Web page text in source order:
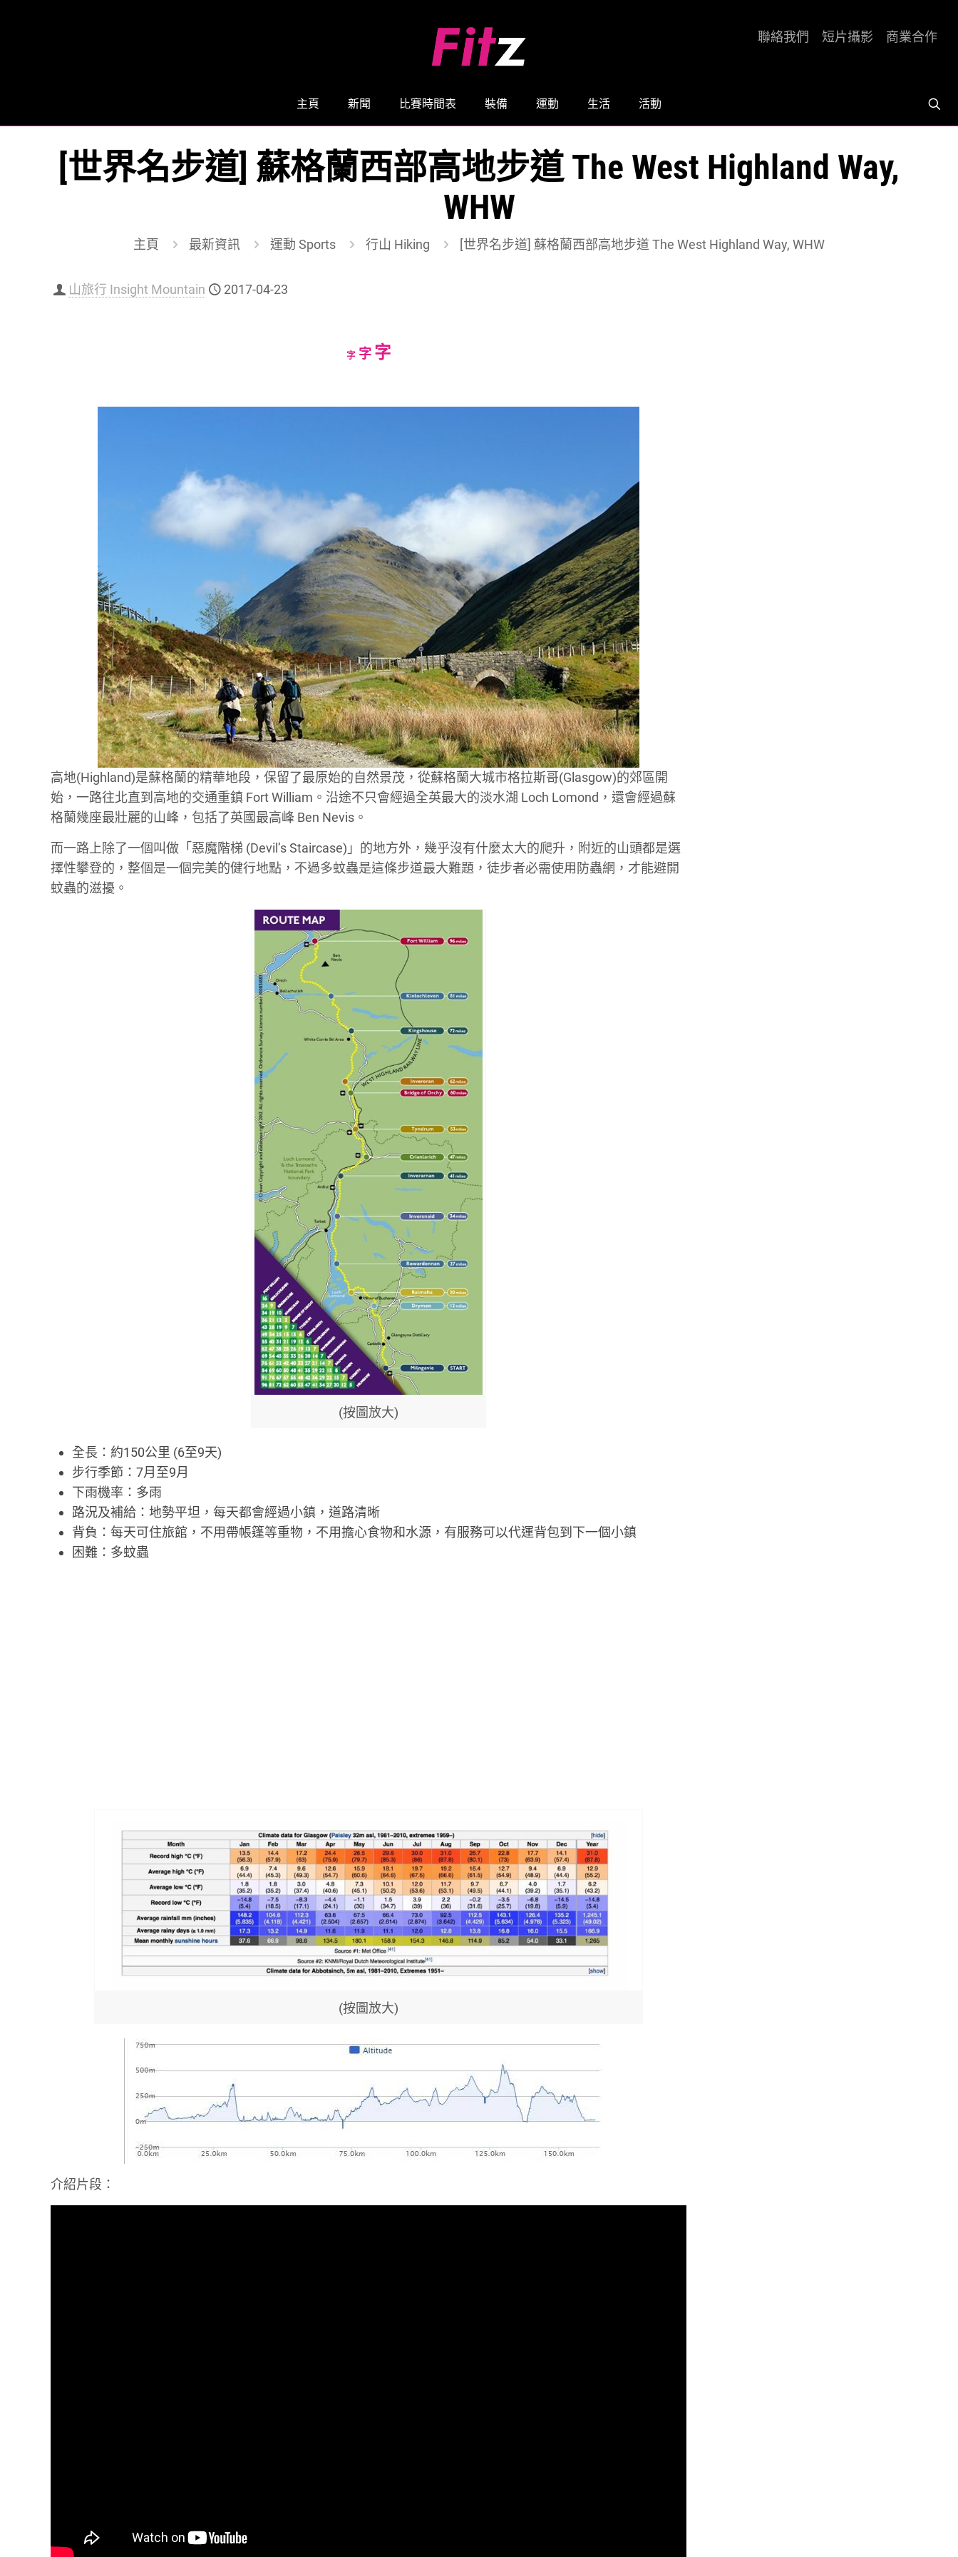
主頁 新聞 比賽時間表 裝備 運動 生活 活動
聯絡我們 短片攝影 商業合作
[世界名步道] 蘇格蘭西部高地步道 The West Highland Way,
WHW
主頁 最新資訊 運動 Sports 行山 Hiking [世界名步道] 蘇格蘭西部高地步道 The West Highland Way, WHW
山旅行 Insight Mountain 2017-04-23
字Decrease
字Reset
字Increase
高地(Highland)是蘇格蘭的精華地段，保留了最原始的自然景茂，從蘇格蘭大城市格拉斯哥(Glasgow)的郊區開
始，一路往北直到高地的交通重鎮 Fort William。沿途不只會經過全英最大的淡水湖 Loch Lomond，還會經過蘇
格蘭幾座最壯麗的山峰，包括了英國最高峰 Ben Nevis。
而一路上除了一個叫做「惡魔階梯 (Devil’s Staircase)」的地方外，幾乎沒有什麼太大的爬升，附近的山頭都是選
擇性攀登的，整個是一個完美的健行地點，不過多蚊蟲是這條步道最大難題，徒步者必需使用防蟲網，才能避開
蚊蟲的滋擾。
(按圖放大)
全長：約150公里 (6至9天)
步行季節：7月至9月
下雨機率：多雨
路況及補給：地勢平坦，每天都會經過小鎮，道路清晰
背負：每天可住旅館，不用帶帳篷等重物，不用擔心食物和水源，有服務可以代運背包到下一個小鎮
困難：多蚊蟲
(按圖放大)
介紹片段：